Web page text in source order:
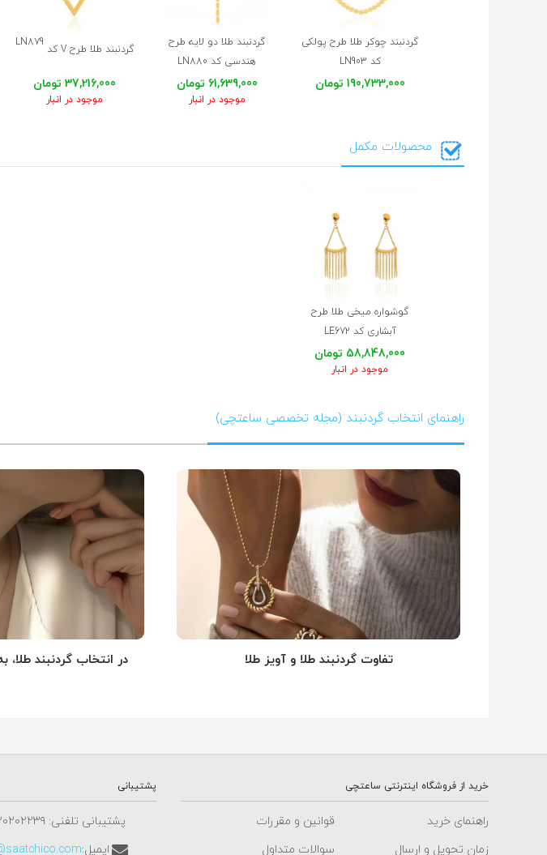
گردنبند چوکر طلا طرح پولکی
کد LN903
190,733,000 تومان
گردنبند طلا دو لایه طرح
هندسی کد LN880
61,639,000 تومان
موجود در انبار
گردنبند طلا طرح V کد
LN879
37,216,000 تومان
موجود در انبار
محصولات مکمل
گوشواره میخی طلا طرح
آبشاری کد LE672
58,848,000 تومان
موجود در انبار
راهنمای انتخاب گردنبند (مجله تخصصی ساعتچی)
تفاوت گردنبند طلا و آویز طلا در انتخاب گردنبند
خرید از فروشگاه اینترنتی ساعتچی
راهنمای خرید
قوانین و مقررات
زمان تحویل و ارسال
سوالات متداول
پشتیبانی
پشتیبانی تلفنی: ٠٩١٢٠٢٠٢٢٣٩
ایمیل: